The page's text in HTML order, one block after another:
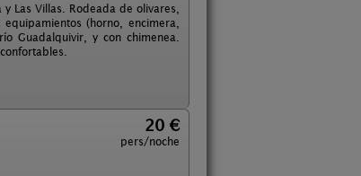
Las Villas. Rodeada de olivares,
(horno, encimera,
Guadalquivir, y con chimenea.
20 €
pers/noche